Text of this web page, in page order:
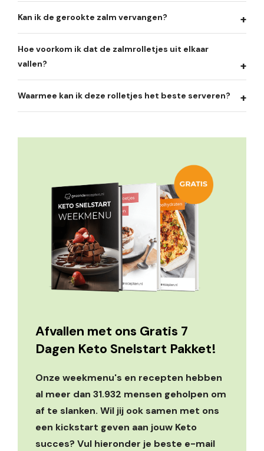
Kan ik de gerookte zalm vervangen?
Hoe voorkom ik dat de zalmrolletjes uit elkaar
vallen?
Waarmee kan ik deze rolletjes het beste serveren?
Afvallen met ons Gratis 7
Dagen Keto Snelstart Pakket!
Onze weekmenu's en recepten hebben
al meer dan 31.932 mensen geholpen om
af te slanken. Wil jij ook samen met ons
een kickstart geven aan jouw Keto
succes? Vul hieronder je beste e-mail